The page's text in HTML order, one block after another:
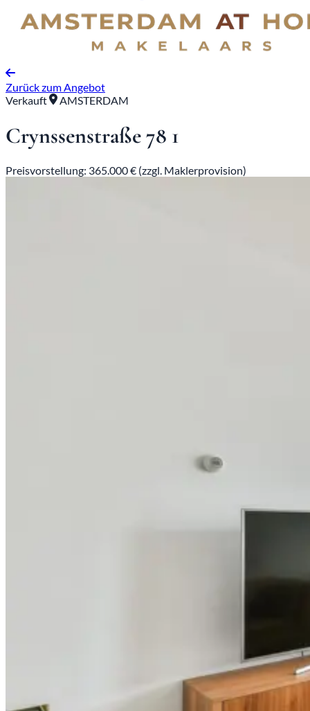
Zurück zum Angebot
Verkauft
AMSTERDAM
Crynssenstraße 78 1
Preisvorstellung: 365.000 € (zzgl. Maklerprovision)